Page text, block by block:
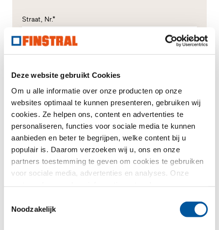
Deze website gebruikt Cookies
Om u alle informatie over onze producten op onze
websites optimaal te kunnen presenteren, gebruiken wij
cookies. Ze helpen ons, content en advertenties te
personaliseren, functies voor sociale media te kunnen
aanbieden en beter te begrijpen, welke content bij u
populair is. Daarom verzoeken wij u, ons en onze
partners toestemming te geven om cookies te gebruiken
voor sociale media, advertenties en analyses. Onze
kader van uw gebruik van de diensten hebben
Noodzakelijk
Straat, Nr.*
Land*
Kiezen
Selectie CAD-data voor vleugelvarianten